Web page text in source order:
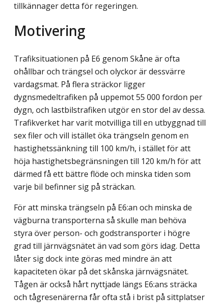
tillkännager detta för regeringen.
Motivering
Trafiksituationen på E6 genom Skåne är ofta
ohållbar och trängsel och olyckor är dessvärre
vardagsmat. På flera sträckor ligger
dygnsmedeltrafiken på uppemot 55 000 fordon per
dygn, och lastbilstrafiken utgör en stor del av dessa.
Trafikverket har varit motvilliga till en utbyggnad till
sex filer och vill istället öka trängseln genom en
hastighetssänkning till 100 km/h, i stället för att
höja hastighetsbegränsningen till 120 km/h för att
därmed få ett bättre flöde och minska tiden som
varje bil befinner sig på sträckan.
För att minska trängseln på E6:an och minska de
vägburna transporterna så skulle man behöva
styra över person- och godstransporter i högre
grad till järnvägsnätet än vad som görs idag. Detta
låter sig dock inte göras med mindre än att
kapaciteten ökar på det skånska järnvägsnätet.
Tågen är också hårt nyttjade längs E6:ans sträcka
och tågrese­närerna får ofta stå i brist på sittplatser